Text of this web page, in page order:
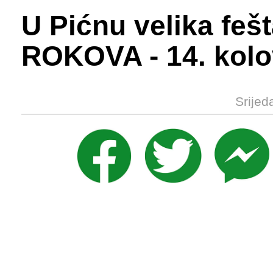
U Pićnu velika
ROKOVA - 14.